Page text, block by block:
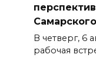
В четверг, 6
рабочая